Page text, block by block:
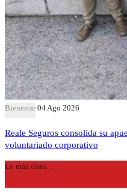
Bienestar 04 Ago 2026
Reale Seguros consolida su
voluntariado corporativo
Lo más visto…